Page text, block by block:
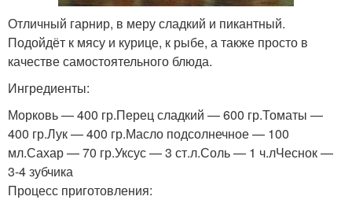
Отличный гарнир, в меру сладкий и пикантный.
Подойдёт к мясу и курице, к рыбе, а также просто в
качестве самостоятельного блюда.
Ингредиенты:
Морковь — 400 гр.Перец сладкий — 600 гр.Томаты —
400 гр.Лук — 400 гр.Масло подсолнечное — 100
мл.Сахар — 70 гр.Уксус — 3 ст.л.Соль — 1 ч.лЧеснок —
3-4 зубчика
Процесс приготовления: